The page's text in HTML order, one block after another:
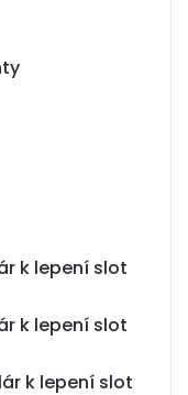
k lepení slot
k lepení slot
k lepení slot